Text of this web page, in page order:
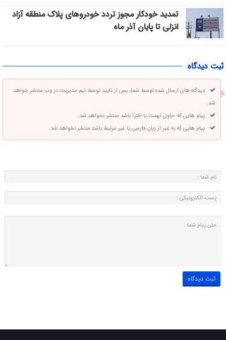
تمدید خودکار مجوز تردد خودروهای پلاک منطقه آزاد
انزلی تا پایان آذر ماه
ثبت دیدگاه
دیدگاه های ارسال شده توسط شما، پس از تایید توسط تیم مدیریت در وب منتشر خواهد
شد.
پیام هایی که حاوی تهمت یا افترا باشد منتشر نخواهد شد.
پیام هایی که به غیر از زبان فارسی یا غیر مرتبط باشد منتشر نخواهد شد.